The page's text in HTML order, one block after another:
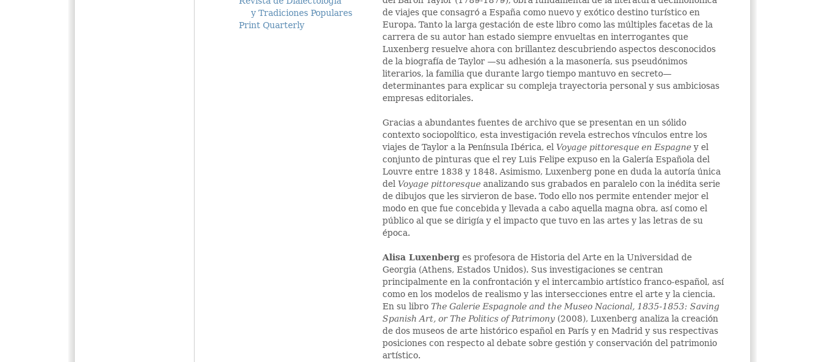
de viajes que consagró a España como nuevo y exótico destino turístico en
Europa. Tanto la larga gestación de este libro como las múltiples facetas de la
carrera de su autor han estado siempre envueltas en interrogantes que
Luxenberg resuelve ahora con brillantez descubriendo aspectos desconocidos
de la biografía de Taylor —su adhesión a la masonería, sus pseudónimos
literarios, la familia que durante largo tiempo mantuvo en secreto—
determinantes para explicar su compleja trayectoria personal y sus ambiciosas
empresas editoriales.
Gracias a abundantes fuentes de archivo que se presentan en un sólido
contexto sociopolítico, esta investigación revela estrechos vínculos entre los
viajes de Taylor a la Península Ibérica, el Voyage pittoresque en Espagne y el
conjunto de pinturas que el rey Luis Felipe expuso en la Galería Española del
Louvre entre 1838 y 1848. Asimismo, Luxenberg pone en duda la autoría única
del Voyage pittoresque analizando sus grabados en paralelo con la inédita serie
de dibujos que les sirvieron de base. Todo ello nos permite entender mejor el
modo en que fue concebida y llevada a cabo aquella magna obra, así como el
público al que se dirigía y el impacto que tuvo en las artes y las letras de su
época.
Alisa Luxenberg es profesora de Historia del Arte en la Universidad de
Georgia (Athens, Estados Unidos). Sus investigaciones se centran
principalmente en la confrontación y el intercambio artístico franco-español, así
como en los modelos de realismo y las intersecciones entre el arte y la ciencia.
En su libroThe Galerie Espagnole and the Museo Nacional, 1835-1853: Saving
Spanish Art, or The Politics of Patrimony (2008), Luxenberg analiza la creación
de dos museos de arte histórico español en París y en Madrid y sus respectivas
posiciones con respecto al debate sobre gestión y conservación del patrimonio
artístico.
y Tradiciones Populares
Print Quarterly